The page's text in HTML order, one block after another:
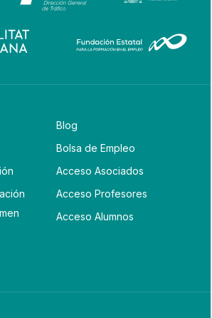
Blog
Bolsa de Empleo
Acceso Asociados
Acceso Profesores
Acceso Alumnos